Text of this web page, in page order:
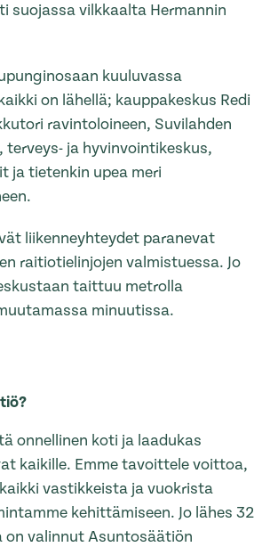
suojassa vilkkaalta Hermannin
kuuluvassa
on lähellä; kauppakeskus Redi
ravintoloineen, Suvilahden
ja hyvinvointikeskus,
ja tietenkin upea meri
liikenneyhteydet paranevat
raitiotielinjojen valmistuessa. Jo
taittuu metrolla
minuutissa.
onnellinen koti ja laadukas
kaikille. Emme tavoittele voittoa,
vastikkeista ja vuokrista
kehittämiseen. Jo lähes 32
on valinnut Asuntosäätiön